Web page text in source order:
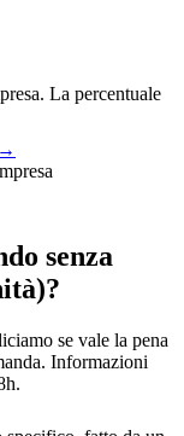
La percentuale
senza
se vale la pena
Informazioni